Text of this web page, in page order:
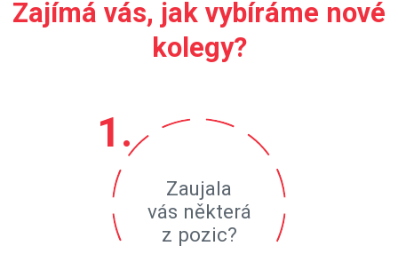
Zajímá vás, jak vybíráme nové
kolegy?
Zaujala
vás některá
z pozic?